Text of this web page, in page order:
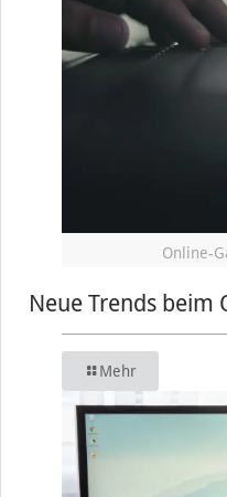
Online-
Neue Trends beim
Mehr